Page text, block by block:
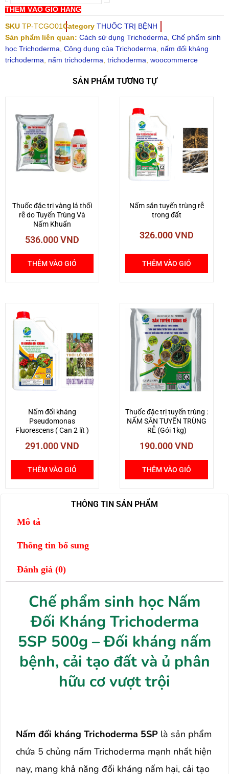
Trichoderma
500g
số
lượng
THÊM VÀO GIỎ HÀNG
SKU TP-TCGO01Category THUỐC TRỊ BỆNH
Sản phẩm liên quan: Cách sử dụng Trichoderma, Chế phẩm sinh
học Trichoderma, Công dụng của Trichoderma, nấm đối kháng
trichoderma, nấm trichoderma, trichoderma, woocommerce
SẢN PHẨM TƯƠNG TỰ
Thuốc đặc trị vàng lá thối
rễ do Tuyến Trùng Và
Nấm Khuẩn
536.000VND
THÊM VÀO GIỎ
Nấm săn tuyến trùng rễ
trong đất
326.000VND
THÊM VÀO GIỎ
Nấm đối kháng
Pseudomonas
Fluorescens ( Can 2 lít )
291.000VND
THÊM VÀO GIỎ
Thuốc đặc trị tuyến trùng :
NẤM SĂN TUYẾN TRÙNG
RỄ (Gói 1kg)
190.000VND
THÊM VÀO GIỎ
THÔNG TIN SẢN PHẨM
Mô tả
Thông tin bổ sung
Đánh giá (0)
Chế phẩm sinh học Nấm
Đối Kháng Trichoderma
5SP 500g – Đối kháng nấm
bệnh, cải tạo đất và ủ phân
hữu cơ vượt trội
Nấm đối kháng Trichoderma 5SP là sản phẩm
chứa 5 chủng nấm Trichoderma mạnh nhất hiện
nay, mang khả năng đối kháng nấm hại, cải tạo